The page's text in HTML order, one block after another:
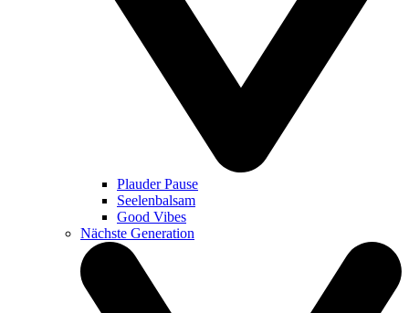
Plauder Pause
Seelenbalsam
Good Vibes
Nächste Generation